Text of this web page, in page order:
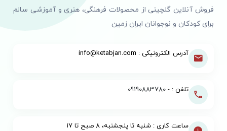
فروش آنلاین گلچینی از محصولات فرهنگی، هنری و آموزشی سالم
برای کودکان و نوجوانان ایران زمین
آدرس الکترونیکی : info@ketabjan.com
تلفن : -09190883780
ساعت کاری : شنبه تا پنجشنبه، ۸ صبح تا ۱۷